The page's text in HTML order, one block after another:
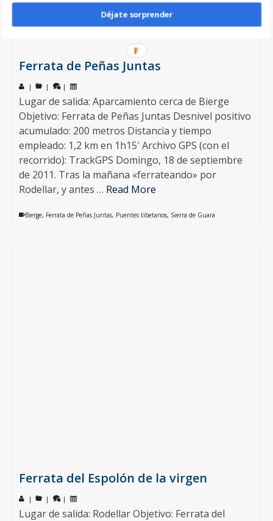
Ferrata de Peñas Juntas
| | |
Lugar de salida: Aparcamiento cerca de Bierge
Objetivo: Ferrata de Peñas Juntas Desnivel positivo
acumulado: 200 metros Distancia y tiempo
empleado: 1,2 km en 1h15′ Archivo GPS (con el
recorrido): TrackGPS Domingo, 18 de septiembre
de 2011. Tras la mañana «ferrateando» por
Rodellar, y antes … Read More
Bierge, Ferrata de Peñas Juntas, Puentes tibetanos, Sierra de Guara
Ferrata del Espolón de la virgen
| | |
Lugar de salida: Rodellar Objetivo: Ferrata del
Déjate sorprender